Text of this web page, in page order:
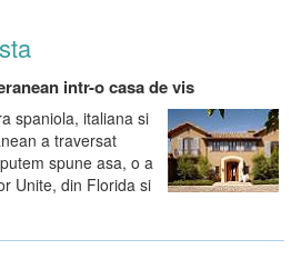
intr-o casa de vis
spaniola, italiana si
a traversat
spune asa, o a
Unite, din Florida si